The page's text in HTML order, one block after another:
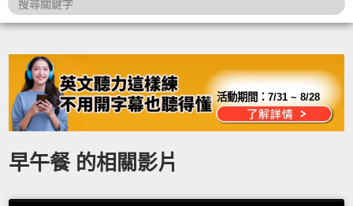
活動期間：7/31 ~ 8/28
早午餐 的相關影片